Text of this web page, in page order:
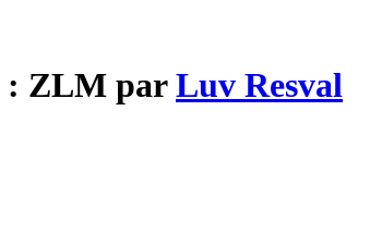
: ZLM parLuv Resval